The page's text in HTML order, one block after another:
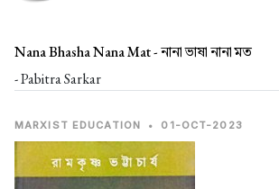
Nana Bhasha Nana Mat -নানা ভাষা নানা মত
- Pabitra Sarkar
MARXIST EDUCATION • 01-OCT-2023